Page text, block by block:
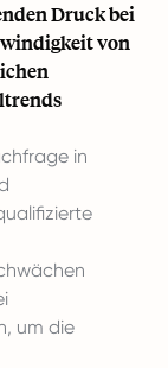
Druck bei
von
in
um die